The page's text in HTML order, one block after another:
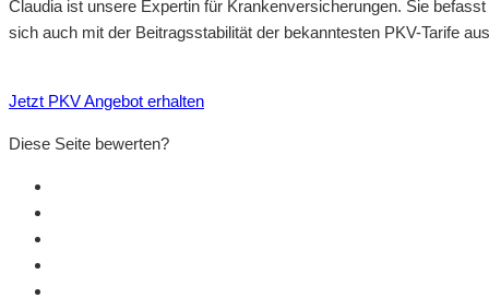
Claudia ist unsere Expertin für Krankenversicherungen. Sie
sich auch mit der Beitragsstabilität der bekanntesten PKV-Tarife
Jetzt PKV Angebot erhalten
Diese Seite bewerten?